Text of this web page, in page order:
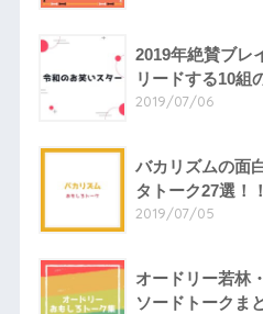
2019年絶賛ブレ
リードする10組
2019/07/06
バカリズムの面
タトーク27選！！
2019/07/05
オードリー若林
ソードトークま